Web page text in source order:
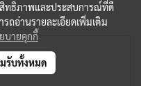
สิทธิภาพและประสบการณ์ที่ดี
ถอ่านรายละเอียดเพิ่มเติม
บายคุกกี้
รับทั้งหมด